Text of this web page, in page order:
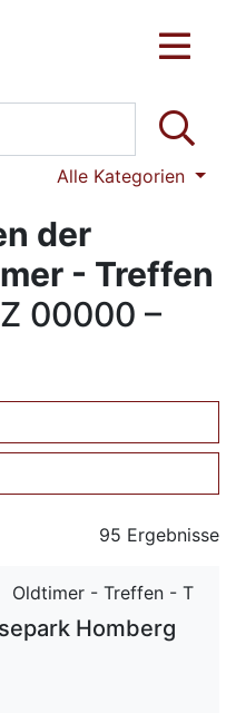
Alle Kategorien
der
- Treffen
00000 –
95 Ergebnisse
Oldtimer - Treffen - T
Homberg